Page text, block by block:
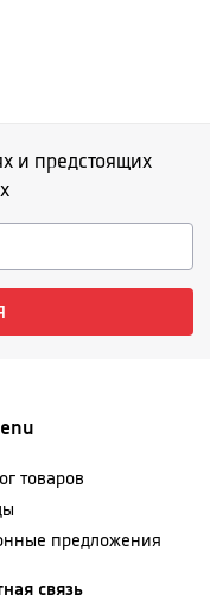
и предстоящих
товаров
предложения
связь